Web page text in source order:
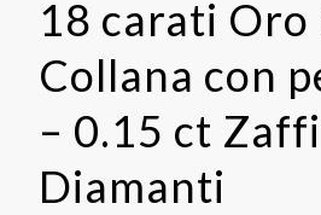
18 carati Oro
Collana con
– 0.15 ct
Diamanti